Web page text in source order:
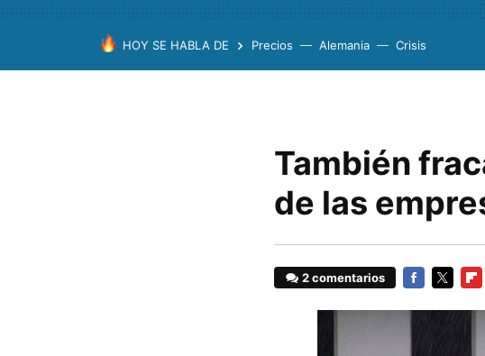
HOY SE HABLA DE Precios Alemania Crisis
También
de las
2 comentarios